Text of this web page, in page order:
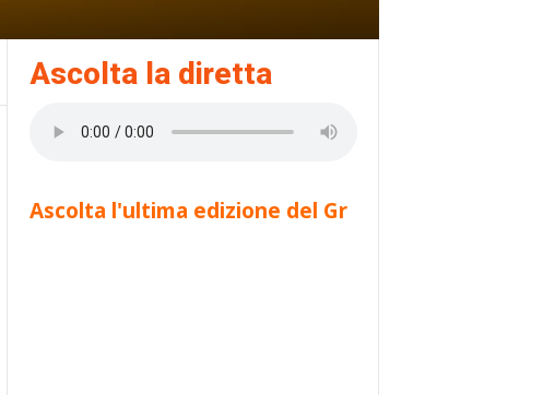
Ascolta la diretta
Ascolta l'ultima edizione del Gr